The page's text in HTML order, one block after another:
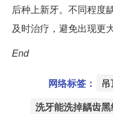
后种上新牙。不同程度
及时治疗，避免出现更
End
网络标签：
洗牙能洗掉龋齿